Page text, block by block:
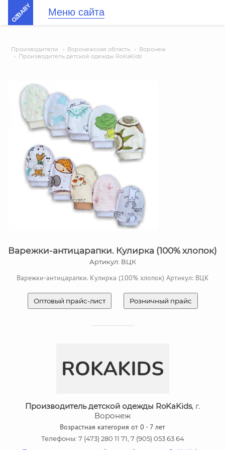
OZBABY Меню сайта
Производители › Воронежская область › Воронеж
› Производитель детской одежды RoKaKids
Варежки-антицарапки. Кулирка (100% хлопок)
Артикул: ВЦК
Варежки-антицарапки. Кулирка (100% хлопок) Артикул: ВЦК
Оптовый прайс-лист Розничный прайс
Производитель детской одежды RoKaKids, г.
Воронеж
Возрастная категория от 0 - 7 лет
Телефоны: 7 (473) 280 11 71, 7 (905) 053 63 64